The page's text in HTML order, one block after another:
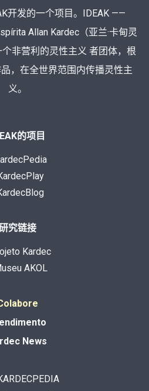
开发的一个项目。IDEAK ——
Allan Kardec（亚兰·卡甸灵
非营利的灵性主义 者团体，根
，在全世界范围内传播灵性主
义。
的项目
究链接
Kardec
AKOL
News